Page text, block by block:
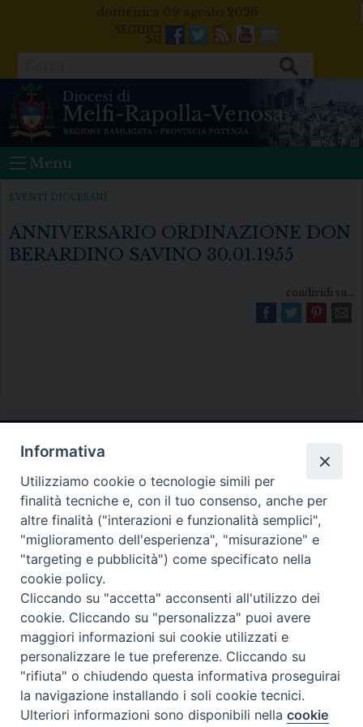
domenica 09 agosto 2026
Facebook
Twitter
FeedsYoutube
Mail
Menu
EVENTI DIOCESANI
ANNIVERSARIO ORDINAZIONE DON
BERARDINO SAVINO 30.01.1955
condividi su...
Diocesi di Melfi Rapolla Venosa
• Largo Duomo, 12 - 85025 MELFI (PZ) •
Tel. 0972238604
PEC ufficiale della Diocesi:
diocesi.melfi_rapolla_venosa@legalmail.it
Preferenze Cookie
Informativa
Utilizziamo cookie o tecnologie simili per
finalità tecniche e, con il tuo consenso, anche per
altre finalità ("interazioni e funzionalità semplici",
"miglioramento dell'esperienza", "misurazione" e
"targeting e pubblicità") come specificato nella
cookie policy.
Cliccando su "accetta" acconsenti all'utilizzo dei
cookie. Cliccando su "personalizza" puoi avere
maggiori informazioni sui cookie utilizzati e
personalizzare le tue preferenze. Cliccando su
"rifiuta" o chiudendo questa informativa proseguirai
la navigazione installando i soli cookie tecnici.
Ulteriori informazioni sono disponibili nellacookie